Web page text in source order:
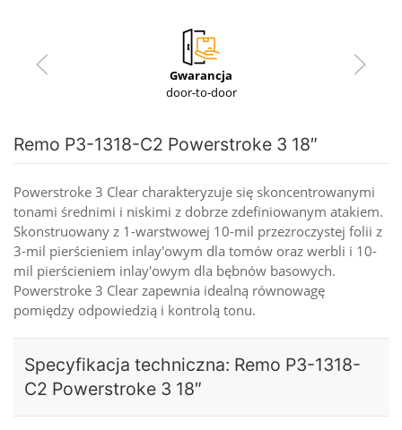
Gwarancja
door-to-door
Remo P3-1318-C2 Powerstroke 3 18″
Powerstroke 3 Clear charakteryzuje się skoncentrowanymi
tonami średnimi i niskimi z dobrze zdefiniowanym atakiem.
Skonstruowany z 1-warstwowej 10-mil przezroczystej folii z
3-mil pierścieniem inlay'owym dla tomów oraz werbli i 10-
mil pierścieniem inlay'owym dla bębnów basowych.
Powerstroke 3 Clear zapewnia idealną równowagę
pomiędzy odpowiedzią i kontrolą tonu.
Specyfikacja techniczna: Remo P3-1318-
C2 Powerstroke 3 18″